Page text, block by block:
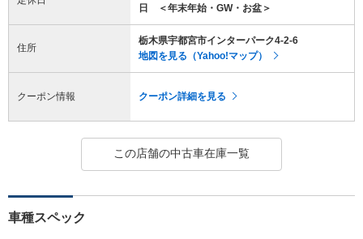
日 ＜年末年始・GW・お盆＞
住所
栃木県宇都宮市インターパーク4-2-6
地図を見る（Yahoo!マップ）
クーポン情報 クーポン詳細を見る
この店舗の中古車在庫一覧
車種スペック